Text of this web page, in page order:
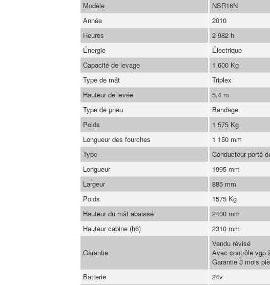
Modèle
NSR16N
Année
2010
Heures
2 982 h
Énergie
Électrique
Capacité de levage
1 600 Kg
Type de mât
Triplex
Hauteur de levée
5,4 m
Type de pneu
Bandage
Poids
1 575 Kg
Longueur des fourches
1 150 mm
Type
Conducteur porté
Longueur
1995 mm
Largeur
885 mm
Poids
1575 Kg
Hauteur du mât abaissé
2400 mm
Hauteur cabine (h6)
2310 mm
Garantie
Vendu révisé
Avec contrôle vgp
Garantie 3 mois
Batterie
24v